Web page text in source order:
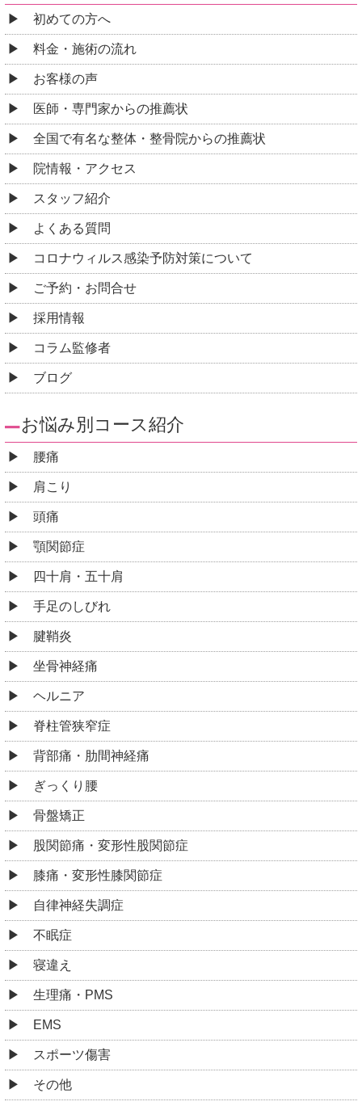
初めての方へ
料金・施術の流れ
お客様の声
医師・専門家からの推薦状
全国で有名な整体・整骨院からの推薦状
院情報・アクセス
スタッフ紹介
よくある質問
コロナウィルス感染予防対策について
ご予約・お問合せ
採用情報
コラム監修者
ブログ
お悩み別コース紹介
腰痛
肩こり
頭痛
顎関節症
四十肩・五十肩
手足のしびれ
腱鞘炎
坐骨神経痛
ヘルニア
脊柱管狭窄症
背部痛・肋間神経痛
ぎっくり腰
骨盤矯正
股関節痛・変形性股関節症
膝痛・変形性膝関節症
自律神経失調症
不眠症
寝違え
生理痛・PMS
EMS
スポーツ傷害
その他